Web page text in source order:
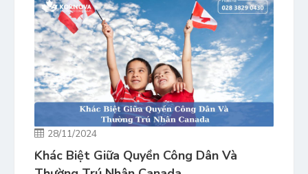
28/11/2024
Khác Biệt Giữa Quyền Công Dân Và